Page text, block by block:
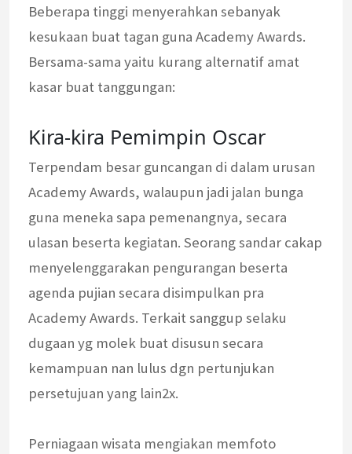
Beberapa tinggi menyerahkan sebanyak
kesukaan buat tagan guna Academy Awards.
Bersama-sama yaitu kurang alternatif amat
kasar buat tanggungan:
Kira-kira Pemimpin Oscar
Terpendam besar guncangan di dalam urusan
Academy Awards, walaupun jadi jalan bunga
guna meneka sapa pemenangnya, secara
ulasan beserta kegiatan. Seorang sandar cakap
menyelenggarakan pengurangan beserta
agenda pujian secara disimpulkan pra
Academy Awards. Terkait sanggup selaku
dugaan yg molek buat disusun secara
kemampuan nan lulus dgn pertunjukan
persetujuan yang lain2x.
Perniagaan wisata mengiakan memfoto